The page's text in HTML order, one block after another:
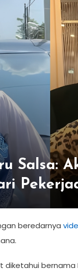
Salsa:
beredarnya
bernama